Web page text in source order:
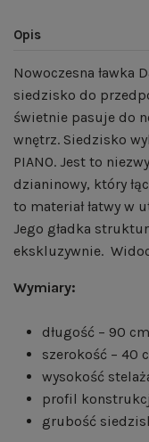
Opis
Nowoczesna ławka
siedzisko do
świetnie pasuje do
wnętrz. Siedzisko
PIANO. Jest to
dzianinowy, który
to materiał łatwy w
Jego gładka
ekskluzywnie.
Wymiary:
długość – 90 cm
szerokość – 40
wysokość
profil
grubość